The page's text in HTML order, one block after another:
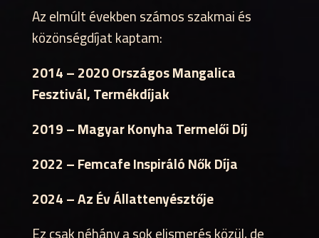
Az elmúlt években számos szakmai és
közönségdíjat kaptam:
2014 – 2020 Országos Mangalica
Fesztivál, Termékdíjak
2019 – Magyar Konyha Termelői Díj
2022 – Femcafe Inspiráló Nők Díja
2024 – Az Év Állattenyésztője